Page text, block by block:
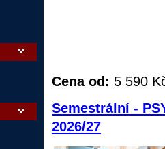
Cena od: 5 590
Semestrální -
2026/27